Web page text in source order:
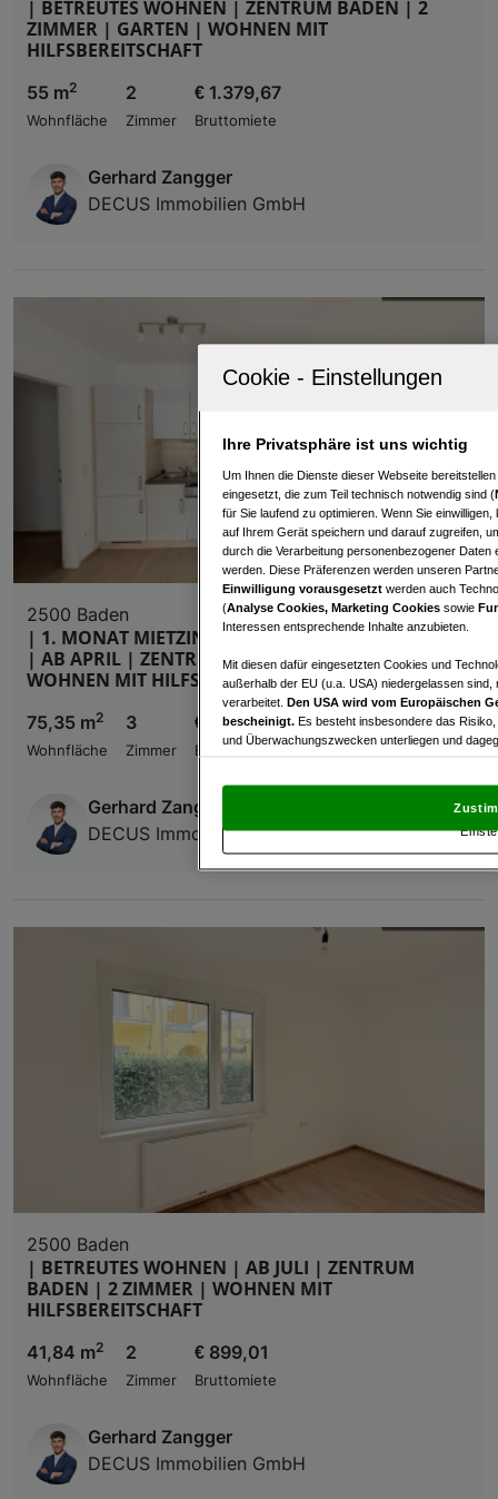
| BETREUTES WOHNEN | ZENTRUM BADEN | 2
ZIMMER | GARTEN | WOHNEN MIT
HILFSBEREITSCHAFT
55 m2
Wohnfläche
2
Zimmer
€ 1.379,67
Bruttomiete
Gerhard Zangger
DECUS Immobilien GmbH
2500 Baden
| 1. MONAT MIETZINSFREI | BETREUTES WOHNEN
| AB APRIL | ZENTRUM BADEN | 3 ZIMMER |
WOHNEN MIT HILFSBEREITSCHAFT
75,35 m2
Wohnfläche
3
Zimmer
€ 1.699,00
Bruttomiete
Gerhard Zangger
DECUS Immobilien GmbH
2500 Baden
| BETREUTES WOHNEN | AB JULI | ZENTRUM
BADEN | 2 ZIMMER | WOHNEN MIT
HILFSBEREITSCHAFT
41,84 m2
Wohnfläche
2
Zimmer
€ 899,01
Bruttomiete
Gerhard Zangger
DECUS Immobilien GmbH
Ihre Privatsphäre ist uns wichtig
Um Ihnen die Dienste dieser Webseite
eingesetzt, die zum Teil technisch notwendig sind (
für Sie laufend zu optimieren. Wenn Sie
auf Ihrem Gerät speichern und darauf zugreifen,
durch die Verarbeitung personenbezogener
werden. Diese Präferenzen werden unseren
Einwilligung vorausgesetzt werden auch
(Analyse Cookies, Marketing Cookies sowie
Interessen entsprechende Inhalte anzubieten.
Mit diesen dafür eingesetzten Cookies und
außerhalb der EU (u.a. USA) niedergelassen
verarbeitet. Den USA wird vom Europäischen
bescheinigt. Es besteht insbesondere das
und Überwachungszwecken unterliegen und
und Widerspruch gegen die Verarbeitung auf der
„Cookie Einstellungen“, die sich auf jeder Seite
Verwendung genauer Standortdaten.